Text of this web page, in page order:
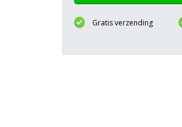
Gratis verzending